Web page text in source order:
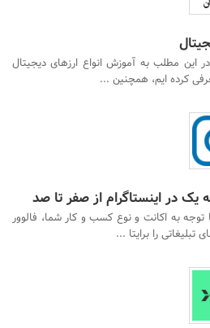
در این مطلب به آموزش انواع ارزهای دیجیتال
کرده ایم، همچنین ...
یک در اینستاگرام از صفر تا صد
توجه به اکانت و نوع کسب و کار شما، فالوور
را برایتا ...